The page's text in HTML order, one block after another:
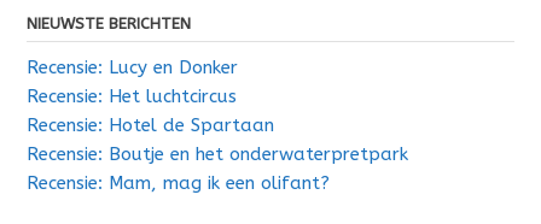
NIEUWSTE BERICHTEN
Recensie: Lucy en Donker
Recensie: Het luchtcircus
Recensie: Hotel de Spartaan
Recensie: Boutje en het onderwaterpretpark
Recensie: Mam, mag ik een olifant?